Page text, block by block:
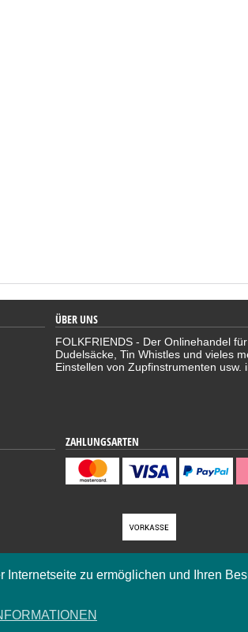
zu ermöglichen und Ihren
ÜBER UNS
FOLKFRIENDS - Der Onlinehandel
Dudelsäcke, Tin Whistles und vieles
Einstellen von Zupfinstrumenten
ZAHLUNGSARTEN